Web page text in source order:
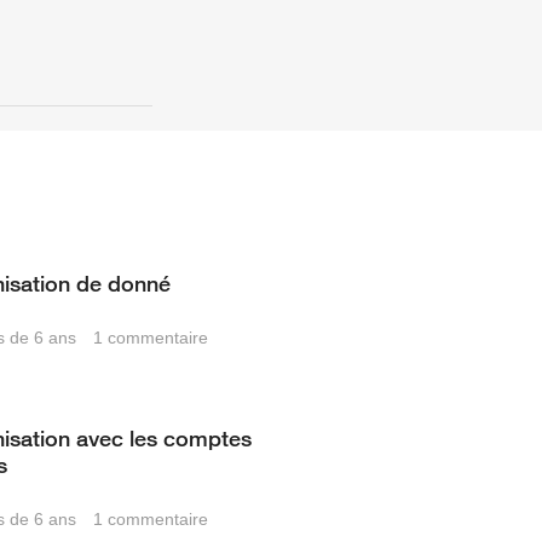
de donné
de 6 ans 1commentaire
avec les comptes
de 6 ans 1commentaire